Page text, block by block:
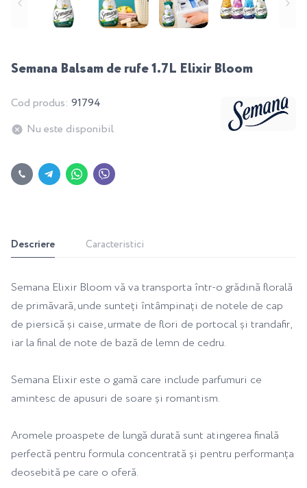
Semana Balsam de rufe 1.7L Elixir Bloom
Cod produs: 91794
Nu este disponibil
Descriere Caracteristici
Semana Elixir Bloom vă va transporta într-o grădină florală
de primăvară, unde sunteți întâmpinați de notele de cap
de piersică și caise, urmate de flori de portocal și trandafir,
iar la final de note de bază de lemn de cedru.
Semana Elixir este o gamă care include parfumuri ce
amintesc de apusuri de soare și romantism.
Aromele proaspete de lungă durată sunt atingerea finală
perfectă pentru formula concentrată și pentru performanța
deosebită pe care o oferă.